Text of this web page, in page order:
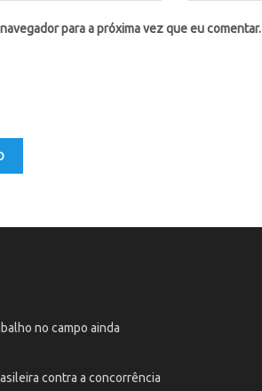
para a próxima vez que eu comentar.
no campo ainda
contra a concorrência